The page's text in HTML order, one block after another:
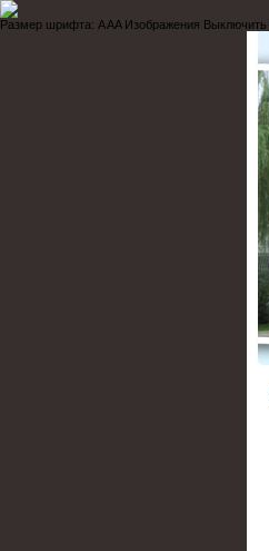
Размер шрифта: A AAИзображения Выключить